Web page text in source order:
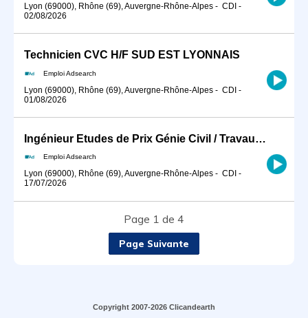
Lyon (69000), Rhône (69), Auvergne-Rhône-Alpes - CDI -
02/08/2026
Technicien CVC H/F SUD EST LYONNAIS
Emploi Adsearch
Lyon (69000), Rhône (69), Auvergne-Rhône-Alpes - CDI -
01/08/2026
Ingénieur Etudes de Prix Génie Civil / Travaux Spéciaux (H/F)
Emploi Adsearch
Lyon (69000), Rhône (69), Auvergne-Rhône-Alpes - CDI -
17/07/2026
Page 1 de 4
Page Suivante
Copyright 2007-2026 Clicandearth